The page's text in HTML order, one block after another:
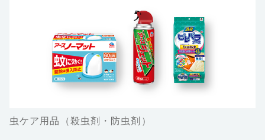
虫ケア用品（殺虫剤・防虫剤）